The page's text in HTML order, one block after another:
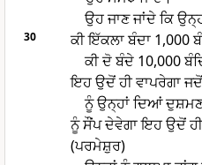
ਉਹ ਜਾਣ ਜਾਂਦੇ ਕਿ
30
ਕੀ ਇੱਕਲਾ ਬੰਦਾ 1,000
ਕੀ ਦੋ ਬੰਦੇ 10,000
ਇਹ ਉਦੋਂ ਹੀ ਵਾਪਰੇਗਾ
ਨੂੰ ਉਨ੍ਹਾਂ ਦਿਆਂ
ਨੂੰ ਸੌਂਪ ਦੇਵੇਗਾ ਇਹ ਉਦੋਂ ਹੀ
(ਪਰਮੇਸ਼ੁਰ)